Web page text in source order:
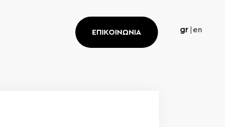
gr en
ΕΠΙΚΟΙΝΩΝΙΑ